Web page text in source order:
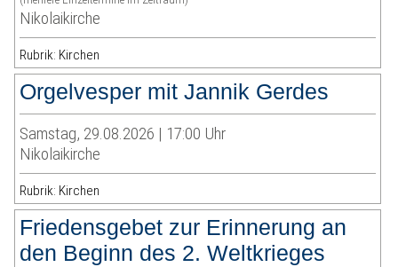
Nikolaikirche
Rubrik: Kirchen
Orgelvesper mit Jannik Gerdes
Samstag, 29.08.2026 | 17:00 Uhr
Nikolaikirche
Rubrik: Kirchen
Friedensgebet zur Erinnerung an
den Beginn des 2. Weltkrieges